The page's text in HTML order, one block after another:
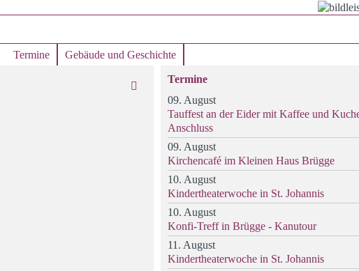
Termine Gebäude und Geschichte
Termine
09. August
Tauffest an der Eider mit Kaffee und
Anschluss
09. August
Kirchencafé im Kleinen Haus Brügge
10. August
Kindertheaterwoche in St. Johannis
10. August
Konfi-Treff in Brügge - Kanutour
11. August
Kindertheaterwoche in St. Johannis